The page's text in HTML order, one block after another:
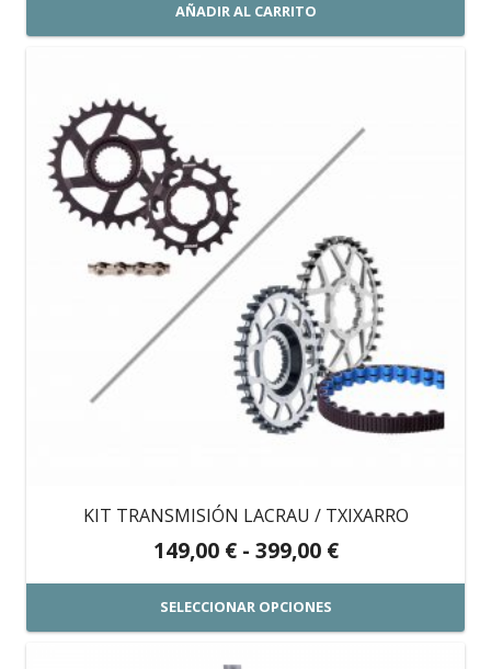
AÑADIR AL CARRITO
KIT TRANSMISIÓN LACRAU / TXIXARRO
149,00 € - 399,00 €Rango
de
desde
SELECCIONAR OPCIONES